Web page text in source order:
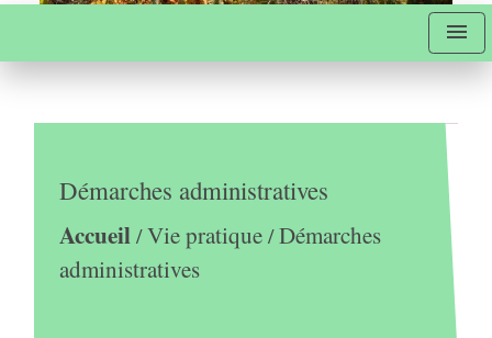
menu
Démarches administratives
Accueil/Vie pratique/Démarches
administratives